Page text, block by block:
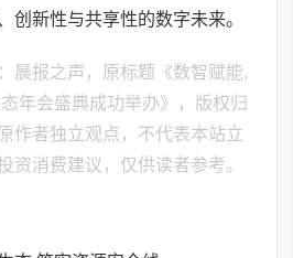
创新性与共享性的数字未来。
晨报之声，原标题《数智赋能,
年会盛典成功举办》，版权归
作者独立观点，不代表本站立
资消费建议，仅供读者参考。